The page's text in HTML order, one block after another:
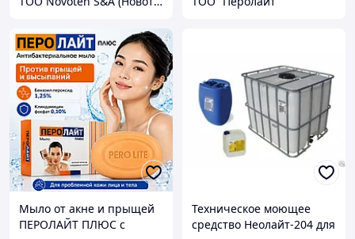
Мыло от акне и прыщей
ПЕРОЛАЙТ ПЛЮС с
Техническое моющее
средство Неолайт-204 для